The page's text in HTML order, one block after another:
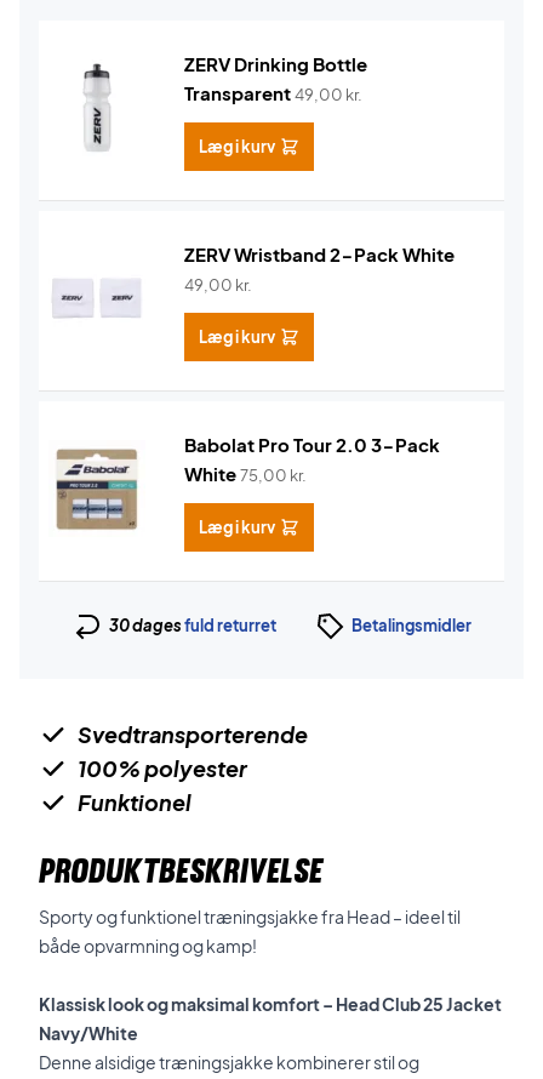
ZERV Drinking Bottle
Transparent49,00 kr.
Læg i kurv
ZERV Wristband 2-Pack White
49,00 kr.
Læg i kurv
Babolat Pro Tour 2.0 3-Pack
White75,00 kr.
Læg i kurv
30 dagesfuld returret Betalingsmidler
Svedtransporterende
100% polyester
Funktionel
PRODUKTBESKRIVELSE
Sporty og funktionel træningsjakke fra Head – ideel til
både opvarmning og kamp!
Klassisk look og maksimal komfort – Head Club 25 Jacket
Navy/White
Denne alsidige træningsjakke kombinerer stil og